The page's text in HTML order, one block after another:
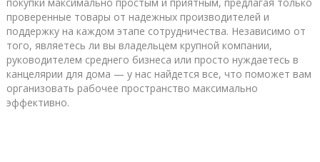
проверенные товары от надежных производителей и
поддержку на каждом этапе сотрудничества. Независимо от
того, являетесь ли вы владельцем крупной компании,
руководителем среднего бизнеса или просто нуждаетесь в
канцелярии для дома — у нас найдется все, что поможет вам
организовать рабочее пространство максимально
эффективно.